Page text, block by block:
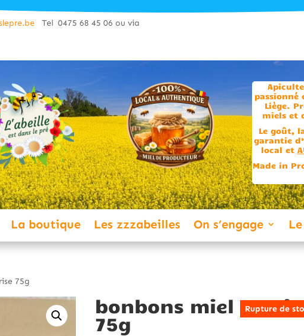
Tel 0475 68 45 06 ou via
passionné
Liège.
miels et
Le goût,
garantie
local et
Made in
La boutique Les zzzabeilles On s’engage
75g
bonbons miel /
75g
Rupture de